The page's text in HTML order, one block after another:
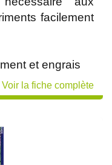
facilement
et engrais
Voir la fiche complète